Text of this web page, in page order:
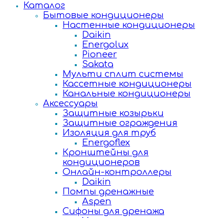
Каталог
Бытовые кондиционеры
Настенные кондиционеры
Daikin
Energolux
Pioneer
Sakata
Мульти сплит системы
Кассетные кондиционеры
Канальные кондиционеры
Аксессуары
Защитные козырьки
Защитные ограждения
Изоляция для труб
Energoflex
Кронштейны для
кондиционеров
Онлайн-контроллеры
Daikin
Помпы дренажные
Aspen
Сифоны для дренажа